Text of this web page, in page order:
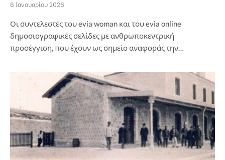
6 Ιανουαρίου 2026
Οι συντελεστές του evia woman και του evia online
δημοσιογραφικές σελίδες με ανθρωποκεντρική
προσέγγιση, που έχουν ως σημείο αναφοράς την…